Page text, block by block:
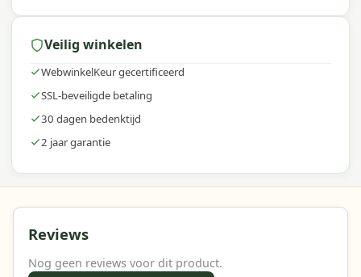
Veilig winkelen
WebwinkelKeur gecertificeerd
SSL-beveiligde betaling
30 dagen bedenktijd
2 jaar garantie
Reviews
Nog geen reviews voor dit product.